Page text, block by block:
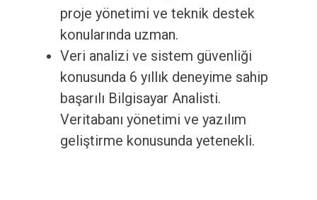
proje yönetimi ve teknik destek
konularında uzman.
Veri analizi ve sistem güvenliği
konusunda 6 yıllık deneyime sahip
başarılı Bilgisayar Analisti.
Veritabanı yönetimi ve yazılım
geliştirme konusunda yetenekli.